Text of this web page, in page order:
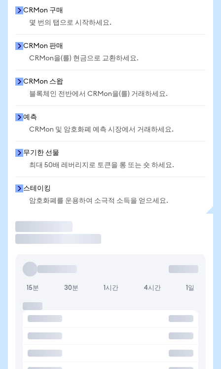
CRMon 구매
몇 번의 탭으로 시작하세요.
CRMon 판매
CRMon을(를) 현금으로 교환하세요.
CRMon 스왑
블록체인 전반에서 CRMon을(를) 거래하세요.
예측
CRMon 및 암호화폐 예측 시장에서 거래하세요.
무기한 선물
최대 50배 레버리지로 토큰을 롱 또는 숏 하세요.
스테이킹
암호화폐를 운용하여 소극적 소득을 얻으세요.
15분 30분 1시간 4시간 1일